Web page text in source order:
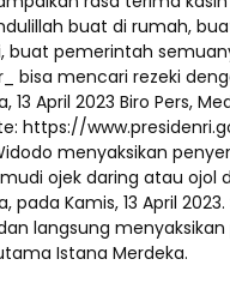
buat di rumah,
buat pemerintah
bisa mencari rezeki
13 April 2023 Biro Pers,
https://
menyaksikan
ojek daring atau ojol
pada Kamis, 13 April
langsung
Istana Merdeka.